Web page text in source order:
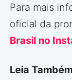
Para mais
oficial da
Brasil no
Leia